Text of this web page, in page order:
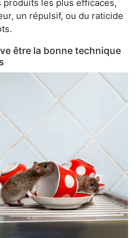
les plus efficaces,
un répulsif, ou du raticide
être la bonne technique